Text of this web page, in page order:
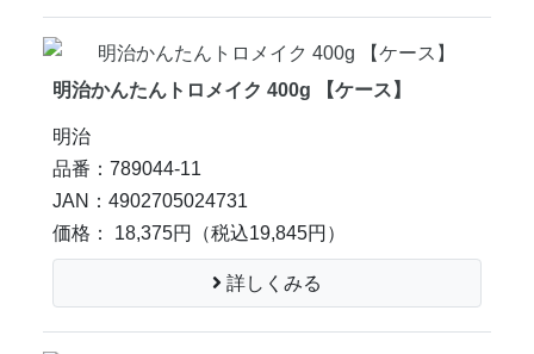
明治かんたんトロメイク 400g 【ケース】
明治
品番：789044-11
JAN：4902705024731
価格： 18,375円
（税込19,845円）
詳しくみる